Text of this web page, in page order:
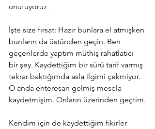
unutuyoruz.
İşte size fırsat: Hazır bunlara el atmışken
bunların da üstünden geçin. Ben
geçenlerde yaptım müthiş rahatlatıcı
bir şey. Kaydettiğim bir sürü tarif varmış
tekrar baktığımda asla ilgimi çekmiyor.
O anda enteresan gelmiş mesela
kaydetmişim. Onların üzerinden geçtim.
Kendim için de kaydettiğim fikirler